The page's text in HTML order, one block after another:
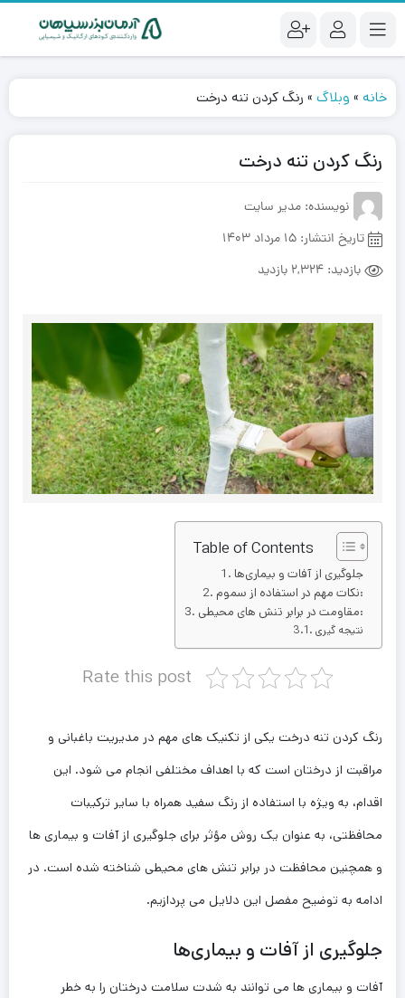
خانه » وبلاگ » رنگ کردن تنه درخت
رنگ کردن تنه درخت
نویسنده: مدیر سایت
تاریخ انتشار: 15 مرداد 1403
بازدید: 2,324 بازدید
Table of Contents
جلوگیری از آفات و بیماری‌ها
نکات مهم در استفاده از سموم:
مقاومت در برابر تنش ‌های محیطی:
نتیجه ‌گیری
Rate this post
رنگ کردن تنه درخت یکی از تکنیک ‌های مهم در مدیریت باغبانی و
مراقبت از درختان است که با اهداف مختلفی انجام می ‌شود. این
اقدام، به ویژه با استفاده از رنگ سفید همراه با سایر ترکیبات
محافظتی، به عنوان یک روش مؤثر برای جلوگیری از آفات و بیماری ‌ها
و همچنین محافظت در برابر تنش ‌های محیطی شناخته شده است. در
ادامه به توضیح مفصل این دلایل می ‌پردازیم.
جلوگیری از آفات و بیماری‌ها
آفات و بیماری ها می‌ توانند به شدت سلامت درختان را به خطر